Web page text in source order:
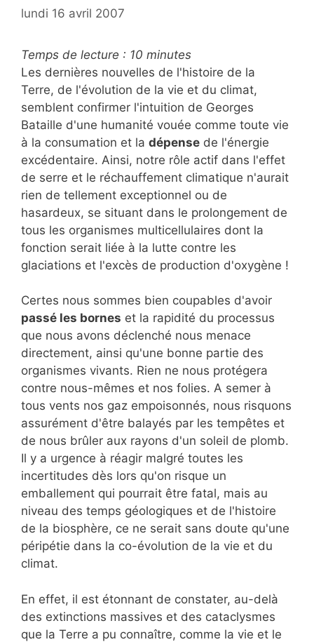
lundi 16 avril 2007
Temps de lecture : 10 minutes
Les dernières nouvelles de l'histoire de la
Terre, de l'évolution de la vie et du climat,
semblent confirmer l'intuition de Georges
Bataille d'une humanité vouée comme toute vie
à la consumation et la dépense de l'énergie
excédentaire. Ainsi, notre rôle actif dans l'effet
de serre et le réchauffement climatique n'aurait
rien de tellement exceptionnel ou de
hasardeux, se situant dans le prolongement de
tous les organismes multicellulaires dont la
fonction serait liée à la lutte contre les
glaciations et l'excès de production d'oxygène !
Certes nous sommes bien coupables d'avoir
passé les bornes et la rapidité du processus
que nous avons déclenché nous menace
directement, ainsi qu'une bonne partie des
organismes vivants. Rien ne nous protégera
contre nous-mêmes et nos folies. A semer à
tous vents nos gaz empoisonnés, nous risquons
assurément d'être balayés par les tempêtes et
de nous brûler aux rayons d'un soleil de plomb.
Il y a urgence à réagir malgré toutes les
incertitudes dès lors qu'on risque un
emballement qui pourrait être fatal, mais au
niveau des temps géologiques et de l'histoire
de la biosphère, ce ne serait sans doute qu'une
péripétie dans la co-évolution de la vie et du
climat.
En effet, il est étonnant de constater, au-delà
des extinctions massives et des cataclysmes
que la Terre a pu connaître, comme la vie et le